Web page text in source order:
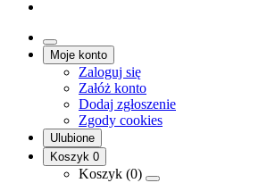
Moje konto
Zaloguj się
Załóż konto
Dodaj zgłoszenie
Zgody cookies
Ulubione
Koszyk 0
Koszyk (0)